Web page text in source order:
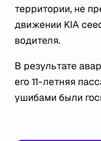
территории, не
движении KIA
водителя.
В результате
его 11-летняя
ушибами были